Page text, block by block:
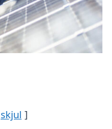
skjul